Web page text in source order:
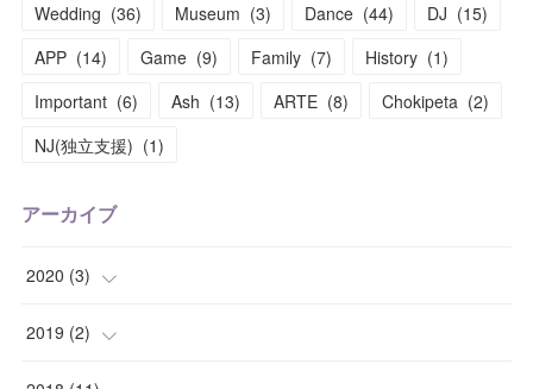
Wedding (36) Museum (3) Dance (44) DJ (15)
APP (14) Game (9) Family (7) History (1)
Important (6) Ash (13) ARTE (8) Chokipeta (2)
NJ(独立支援) (1)
アーカイブ
2020 (3)
(1
2019 (2)